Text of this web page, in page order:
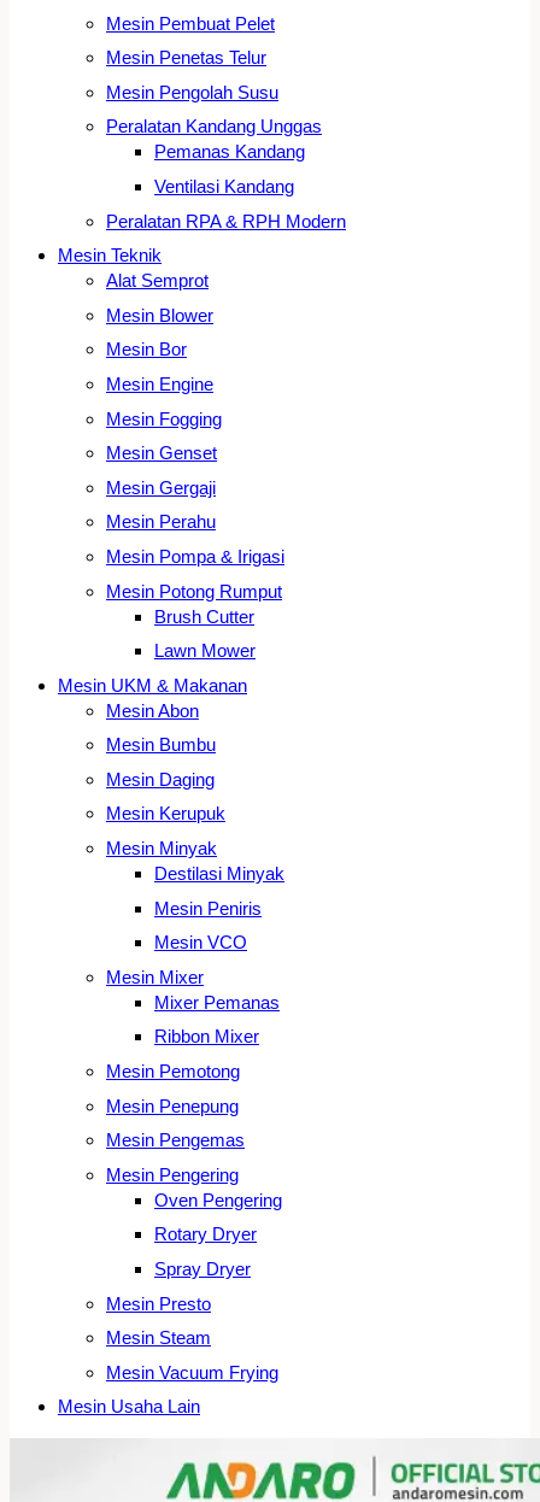
Mesin Pembuat Pelet
Mesin Penetas Telur
Mesin Pengolah Susu
Peralatan Kandang Unggas
Pemanas Kandang
Ventilasi Kandang
Peralatan RPA & RPH Modern
Mesin Teknik
Alat Semprot
Mesin Blower
Mesin Bor
Mesin Engine
Mesin Fogging
Mesin Genset
Mesin Gergaji
Mesin Perahu
Mesin Pompa & Irigasi
Mesin Potong Rumput
Brush Cutter
Lawn Mower
Mesin UKM & Makanan
Mesin Abon
Mesin Bumbu
Mesin Daging
Mesin Kerupuk
Mesin Minyak
Destilasi Minyak
Mesin Peniris
Mesin VCO
Mesin Mixer
Mixer Pemanas
Ribbon Mixer
Mesin Pemotong
Mesin Penepung
Mesin Pengemas
Mesin Pengering
Oven Pengering
Rotary Dryer
Spray Dryer
Mesin Presto
Mesin Steam
Mesin Vacuum Frying
Mesin Usaha Lain